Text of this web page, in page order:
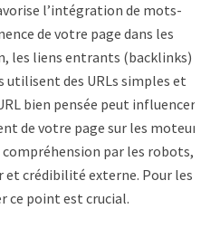
l’intégration de mots-
de votre page dans les
les liens entrants (backlinks)
utilisent des URLs simples et
bien pensée peut influencer
de votre page sur les moteurs
par les robots,
crédibilité externe. Pour les
ce point est crucial.